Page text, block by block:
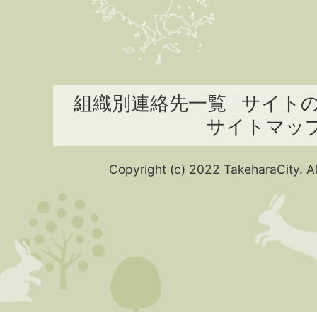
組織別連絡先一覧
サイト
サイトマッ
Copyright (c) 2022 TakeharaCity.